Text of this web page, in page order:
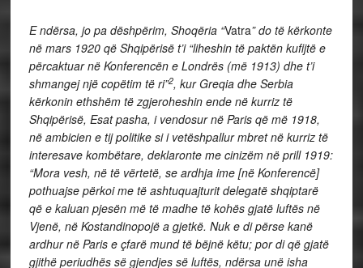
E ndërsa, jo pa dëshpërim, Shoqëria “Vatra” do të kërkonte
në mars 1920 që Shqipërisë t’i “liheshin të paktën kufijtë e
përcaktuar në Konferencën e Londrës (më 1913) dhe t’i
shmangej një copëtim të ri”2, kur Greqia dhe Serbia
kërkonin ethshëm të zgjeroheshin ende në kurriz të
Shqipërisë, Esat pasha, i vendosur në Paris që më 1918,
në ambicien e tij politike si i vetëshpallur mbret në kurriz të
interesave kombëtare, deklaronte me cinizëm në prill 1919:
“Mora vesh, në të vërtetë, se ardhja ime [në Konferencë]
pothuajse përkoi me të ashtuquajturit delegatë shqiptarë
që e kaluan pjesën më të madhe të kohës gjatë luftës në
Vjenë, në Kostandinopojë a gjetkë. Nuk e di përse kanë
ardhur në Paris e çfarë mund të bëjnë këtu; por di që gjatë
gjithë periudhës së gjendjes së luftës, ndërsa unë isha